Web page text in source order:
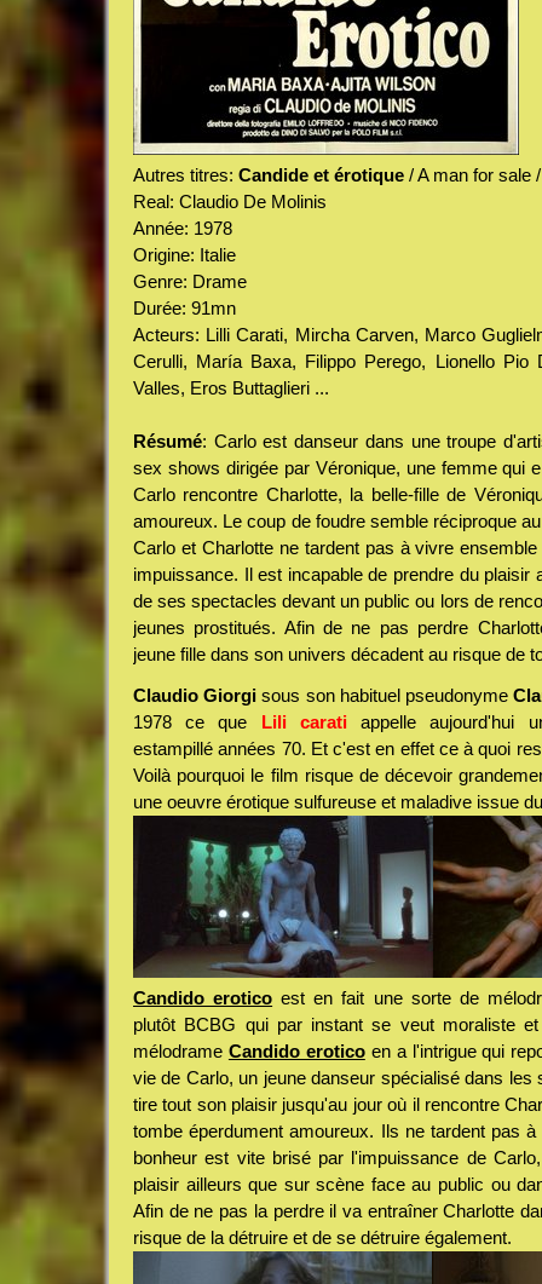
Autres titres: Candide et érotique / A man for sale
Real: Claudio De Molinis
Année: 1978
Origine: Italie
Genre: Drame
Durée: 91mn
Acteurs: Lilli Carati, Mircha Carven, Marco
Cerulli, María Baxa, Filippo Perego, Lionello Pio
Valles, Eros Buttaglieri ...
Résumé: Carlo est danseur dans une troupe
sex shows dirigée par Véronique, une femme qui
Carlo rencontre Charlotte, la belle-fille de
amoureux. Le coup de foudre semble réciproque
Carlo et Charlotte ne tardent pas à vivre
impuissance. Il est incapable de prendre du plaisir
de ses spectacles devant un public ou lors de
jeunes prostitués. Afin de ne pas perdre
jeune fille dans son univers décadent au risque de
Claudio Giorgi sous son habituel pseudonyme
1978 ce que Lili caratiappelle aujourd'hui
estampillé années 70. Et c'est en effet ce à quoi
Voilà pourquoi le film risque de décevoir
une oeuvre érotique sulfureuse et maladive issue
Candido erotico est en fait une sorte de
plutôt BCBG qui par instant se veut moraliste
mélodrame Candido eroticoen a l'intrigue qui
vie de Carlo, un jeune danseur spécialisé dans
tire tout son plaisir jusqu'au jour où il rencontre
tombe éperdument amoureux. Ils ne tardent pas
bonheur est vite brisé par l'impuissance de
plaisir ailleurs que sur scène face au public ou
Afin de ne pas la perdre il va entraîner Charlotte
risque de la détruire et de se détruire également.